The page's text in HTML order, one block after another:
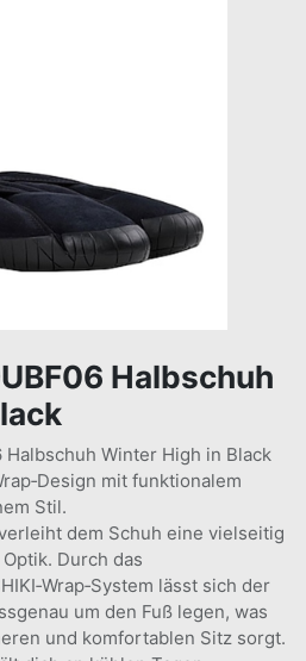
Halbschuh
Halbschuh Winter High in Black
mit funktionalem
Stil.
dem Schuh eine vielseitig
Durch das
lässt sich der
um den Fuß legen, was
und komfortablen Sitz sorgt.